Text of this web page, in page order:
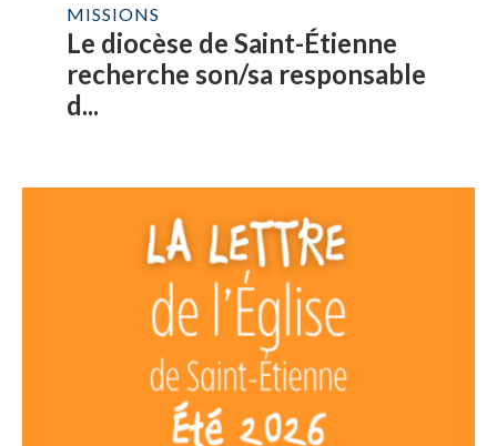
MISSIONS
Le diocèse de Saint-Étienne
recherche son/sa responsable
d...